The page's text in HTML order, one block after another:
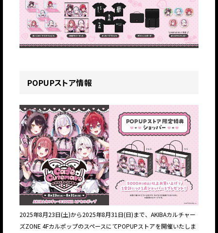
POPUPストア情報
2025年8月23日(土)から2025年8月31日(日)まで、AKIBAカルチャー
ズZONE 4FカルポップのスペースにてPOPUPストアを開催いたしま